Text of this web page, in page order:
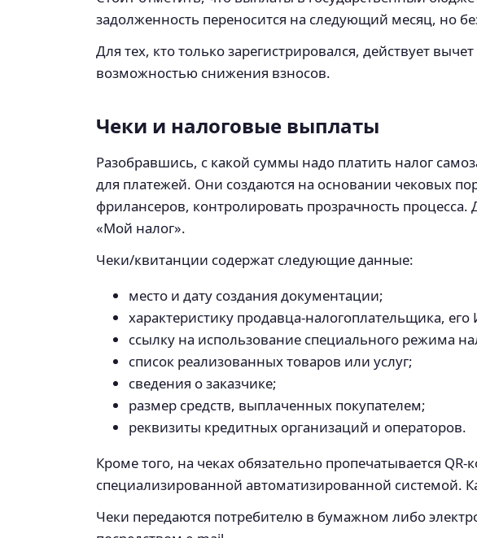
задолженность переносится на следующий месяц, но
Для тех, кто только зарегистрировался, действует
возможностью снижения взносов.
Чеки и налоговые выплаты
Разобравшись, с какой суммы надо платить налог
для платежей. Они создаются на основании чековых
фрилансеров, контролировать прозрачность
«Мой налог».
Чеки/квитанции содержат следующие данные:
место и дату создания документации;
характеристику продавца-налогоплательщика,
ссылку на использование специального режима
список реализованных товаров или услуг;
сведения о заказчике;
размер средств, выплаченных покупателем;
реквизиты кредитных организаций и операторов.
Кроме того, на чеках обязательно пропечатывается
специализированной автоматизированной системой.
Чеки передаются потребителю в бумажном либо